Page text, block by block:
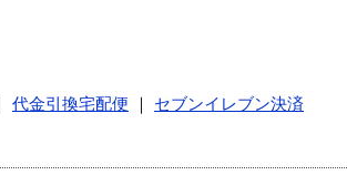
代金引換宅配便
セブンイレブン決済